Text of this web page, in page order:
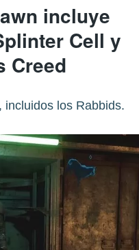
incluye
Cell y
Creed
incluidos los Rabbids.